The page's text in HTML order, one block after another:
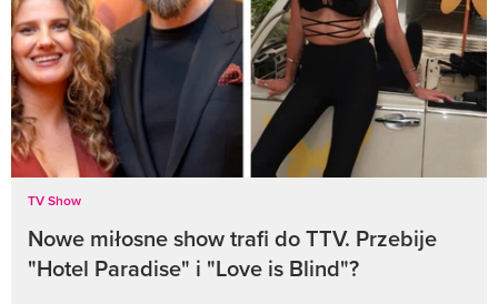
TV Show
Nowe miłosne show trafi do TTV. Przebije
"Hotel Paradise" i "Love is Blind"?